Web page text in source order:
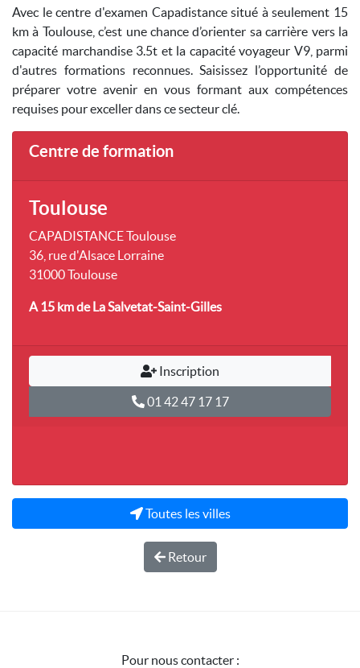
Avec le centre d'examen Capadistance situé à seulement 15
km à Toulouse, c’est une chance d’orienter sa carrière vers la
capacité marchandise 3.5t et la capacité voyageur V9, parmi
d'autres formations reconnues. Saisissez l’opportunité de
préparer votre avenir en vous formant aux compétences
requises pour exceller dans ce secteur clé.
Centre de formation
Toulouse
CAPADISTANCE Toulouse
36, rue d'Alsace Lorraine
31000 Toulouse
A 15 kmde La Salvetat-Saint-Gilles
Inscription
01 42 47 17 17
Toutes les villes
Retour
Pour nous contacter :